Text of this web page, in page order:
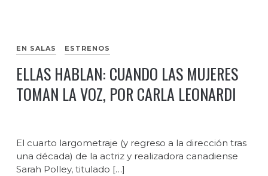
EN SALAS ESTRENOS
ELLAS HABLAN: CUANDO LAS MUJERES
TOMAN LA VOZ, POR CARLA LEONARDI
El cuarto largometraje (y regreso a la dirección tras
una década) de la actriz y realizadora canadiense
Sarah Polley, titulado […]